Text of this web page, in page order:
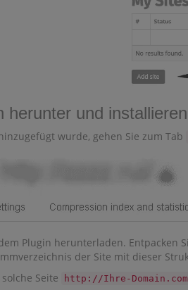
herunter und
wurde, gehen Sie zum Tab
Plugin herunterladen. Entpacken
der Site mit dieser
Seite
http://Ihre-